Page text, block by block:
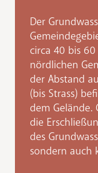
Der
circa 40 bis
nördlichen
der Abstand
(bis Strass)
dem Gelände.
die
des
sondern auch